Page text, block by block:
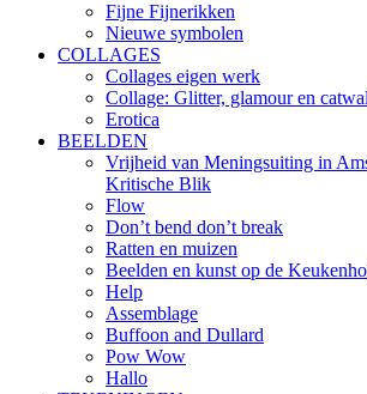
Fijne Fijnerikken
Nieuwe symbolen
COLLAGES
Collages eigen werk
Collage: Glitter, glamour en
Erotica
BEELDEN
Vrijheid van Meningsuiting in
Kritische Blik
Flow
Don’t bend don’t break
Ratten en muizen
Beelden en kunst op de
Help
Assemblage
Buffoon and Dullard
Pow Wow
Hallo